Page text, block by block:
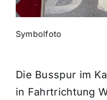
Gewinnspiele
Symbolfoto
Die Busspur im
in Fahrtrichtung